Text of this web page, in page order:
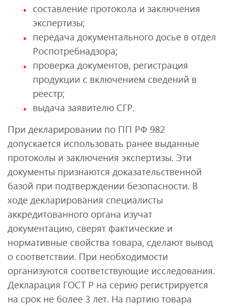
составление протокола и заключения
экспертизы;
передача документального досье в отдел
Роспотребнадзора;
проверка документов, регистрация
продукции с включением сведений в
реестр;
выдача заявителю СГР.
При декларировании по ПП РФ 982
допускается использовать ранее выданные
протоколы и заключения экспертизы. Эти
документы признаются доказательственной
базой при подтверждении безопасности. В
ходе декларирования специалисты
аккредитованного органа изучат
документацию, сверят фактические и
нормативные свойства товара, сделают вывод
о соответствии. При необходимости
организуются соответствующие исследования.
Декларация ГОСТ Р на серию регистрируется
на срок не более 3 лет. На партию товара